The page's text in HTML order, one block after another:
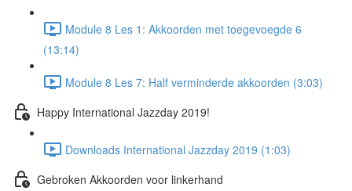
Module 8 Les 1: Akkoorden met toegevoegde 6
(13:14)
Module 8 Les 7: Half verminderde akkoorden (3:03)
Happy International Jazzday 2019!
Downloads International Jazzday 2019 (1:03)
Gebroken Akkoorden voor linkerhand